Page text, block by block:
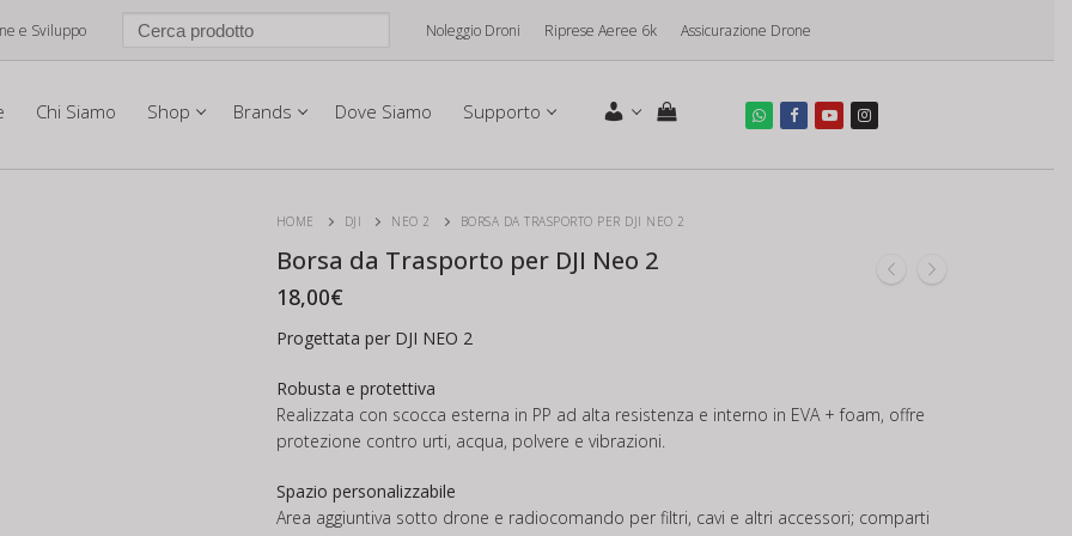
e Sviluppo Noleggio Droni Riprese Aeree 6k Assicurazione Drone
Chi Siamo Shop Brands Dove Siamo Supporto
HOME DJI NEO 2 BORSA DA TRASPORTO PER DJI NEO 2
Borsa da Trasporto per DJI Neo 2
18,00€
Progettata per DJI NEO 2
Robusta e protettiva
Realizzata con scocca esterna in PP ad alta resistenza e interno in EVA + foam, offre
protezione contro urti, acqua, polvere e vibrazioni.
Spazio personalizzabile
Area aggiuntiva sotto drone e radiocomando per filtri, cavi e altri accessori; comparti